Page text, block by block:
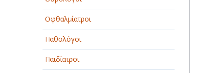
Οφθαλμίατροι
Παθολόγοι
Παιδίατροι